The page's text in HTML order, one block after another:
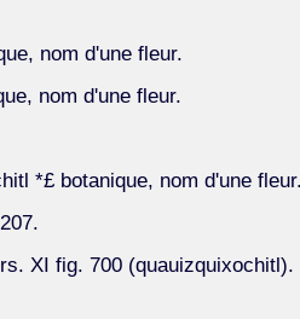
nom d'une fleur.
nom d'une fleur.
*£ botanique, nom d'une
XI fig. 700 (quauizquixochitl).